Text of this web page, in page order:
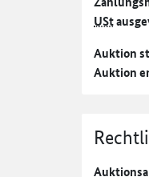
USt
Auktion
Auktion